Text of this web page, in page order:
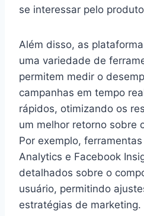
se interessar pelo
Além disso, as
uma variedade de
permitem medir o
campanhas em tempo
rápidos, otimizando os
um melhor retorno sobre
Por exemplo,
Analytics e Facebook
detalhados sobre o
usuário, permitindo
estratégias de marketing.